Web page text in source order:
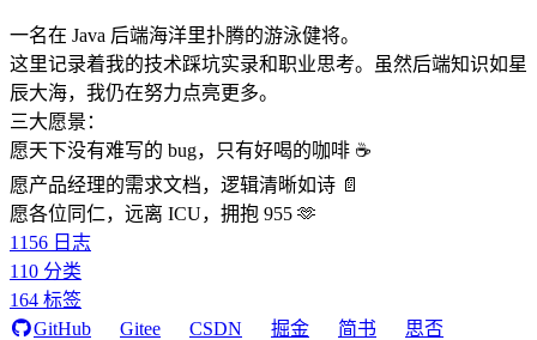
一名在 Java 后端海洋里扑腾的游泳健将。
这里记录着我的技术踩坑实录和职业思考。虽然后端知识如星
辰大海，我仍在努力点亮更多。
三大愿景：
愿天下没有难写的 bug，只有好喝的咖啡 ☕️
愿产品经理的需求文档，逻辑清晰如诗 📄
愿各位同仁，远离 ICU，拥抱 955 🫶
1156 日志
110 分类
164 标签
GitHub
Gitee CSDN 掘金 简书
思否